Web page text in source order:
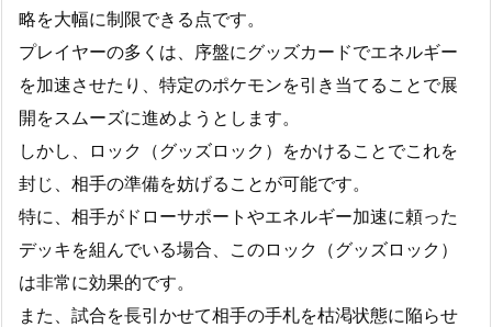
略を大幅に制限できる点です。
プレイヤーの多くは、序盤にグッズカードでエネルギー
を加速させたり、特定のポケモンを引き当てることで展
開をスムーズに進めようとします。
しかし、ロック（グッズロック）をかけることでこれを
封じ、相手の準備を妨げることが可能です。
特に、相手がドローサポートやエネルギー加速に頼った
デッキを組んでいる場合、このロック（グッズロック）
は非常に効果的です。
また、試合を長引かせて相手の手札を枯渇状態に陥らせ